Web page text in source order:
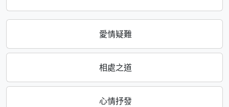
愛情疑難
相處之道
心情抒發